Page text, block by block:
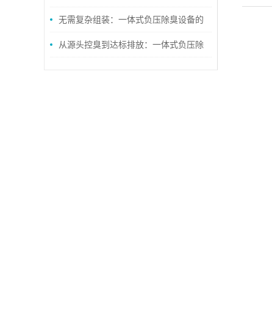
心安装、节能运行更具实用价值
无需复杂组装：一体式负压除臭设备的
安装便捷性与运维成本优势
从源头控臭到达标排放：一体式负压除